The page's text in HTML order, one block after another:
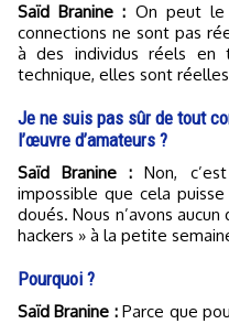
Saïd Branine : On peut le
connections ne sont pas
à des individus réels
technique, elles sont
Je ne suis pas sûr de tout
l’œuvre d’amateurs ?
Saïd Branine : Non,
impossible que cela
doués. Nous n’avons
hackers » à la petite
Pourquoi ?
Saïd Branine :Parce que